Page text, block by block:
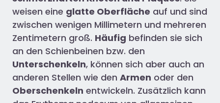
weisen eine glatte Oberfläche auf und sind
zwischen wenigen Millimetern und mehreren
Zentimetern groß. Häufig befinden sie sich
an den Schienbeinen bzw. den
Unterschenkeln, können sich aber auch an
anderen Stellen wie den Armen oder den
Oberschenkeln entwickeln. Zusätzlich kann